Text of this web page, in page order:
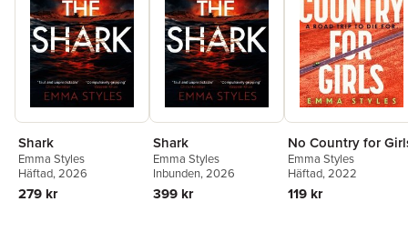
Shark
Emma Styles
Häftad, 2026
279 kr
Shark
Emma Styles
Inbunden, 2026
399 kr
No Country for
Emma Styles
Häftad, 2022
119 kr